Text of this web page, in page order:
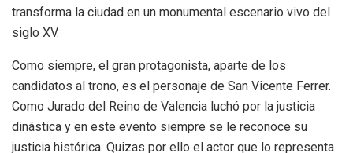
transforma la ciudad en un monumental escenario vivo del
siglo XV.
Como siempre, el gran protagonista, aparte de los
candidatos al trono, es el personaje de San Vicente Ferrer.
Como Jurado del Reino de Valencia luchó por la justicia
dinástica y en este evento siempre se le reconoce su
justicia histórica. Quizas por ello el actor que lo representa